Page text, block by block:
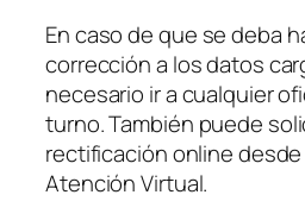
En caso de que se deba
corrección a los datos
necesario ir a cualquier
turno. También puede
rectificación online
Atención Virtual.